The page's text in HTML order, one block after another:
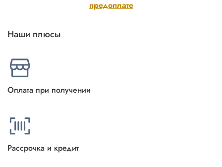
предоплате
Наши плюсы
Оплата при получении
Рассрочка и кредит